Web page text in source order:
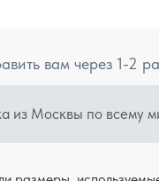
вам через 1-2
из Москвы по всему